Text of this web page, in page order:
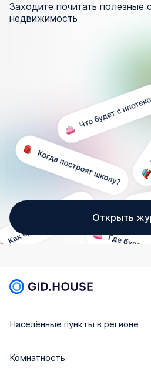
Заходите почитать полезные
недвижимость
Открыть
Населённые пункты в регионе
Комнатность